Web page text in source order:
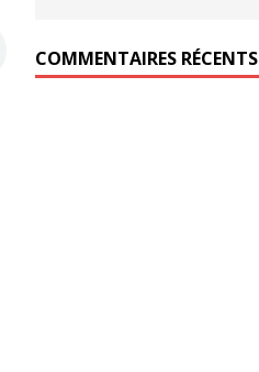
COMMENTAIRES RÉCENTS